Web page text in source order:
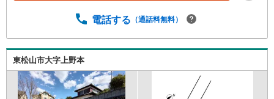
できます。）◇ふじみ野市、川越市、富士見市周辺に限ら
いに関する不動産情報を豊富に取り揃えております。また
リフォームの相談も承ります。◇インターネット予約で当
日現地見学が可能です（1）［室内・現地を見学する］をク
リック（2）本日～4日以内をご希望の方は「ご要望・ご質
問欄」に希望日時をご記入ください！
電話する （通話料無料）
東松山市大字上野本